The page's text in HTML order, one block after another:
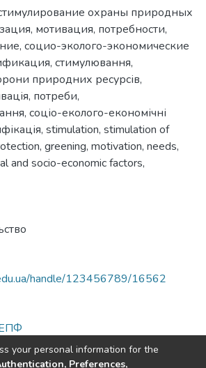
охраны природных
, мотивация, потребности,
, социо-эколого-экономические
, стимулювання,
природних ресурсів,
, потреби,
, соціо-еколого-економічні
, stimulation, stimulation of
, greening, motivation, needs,
and socio-economic factors,
handle/123456789/16562
ЕПФ
your personal information for the
Preferences,